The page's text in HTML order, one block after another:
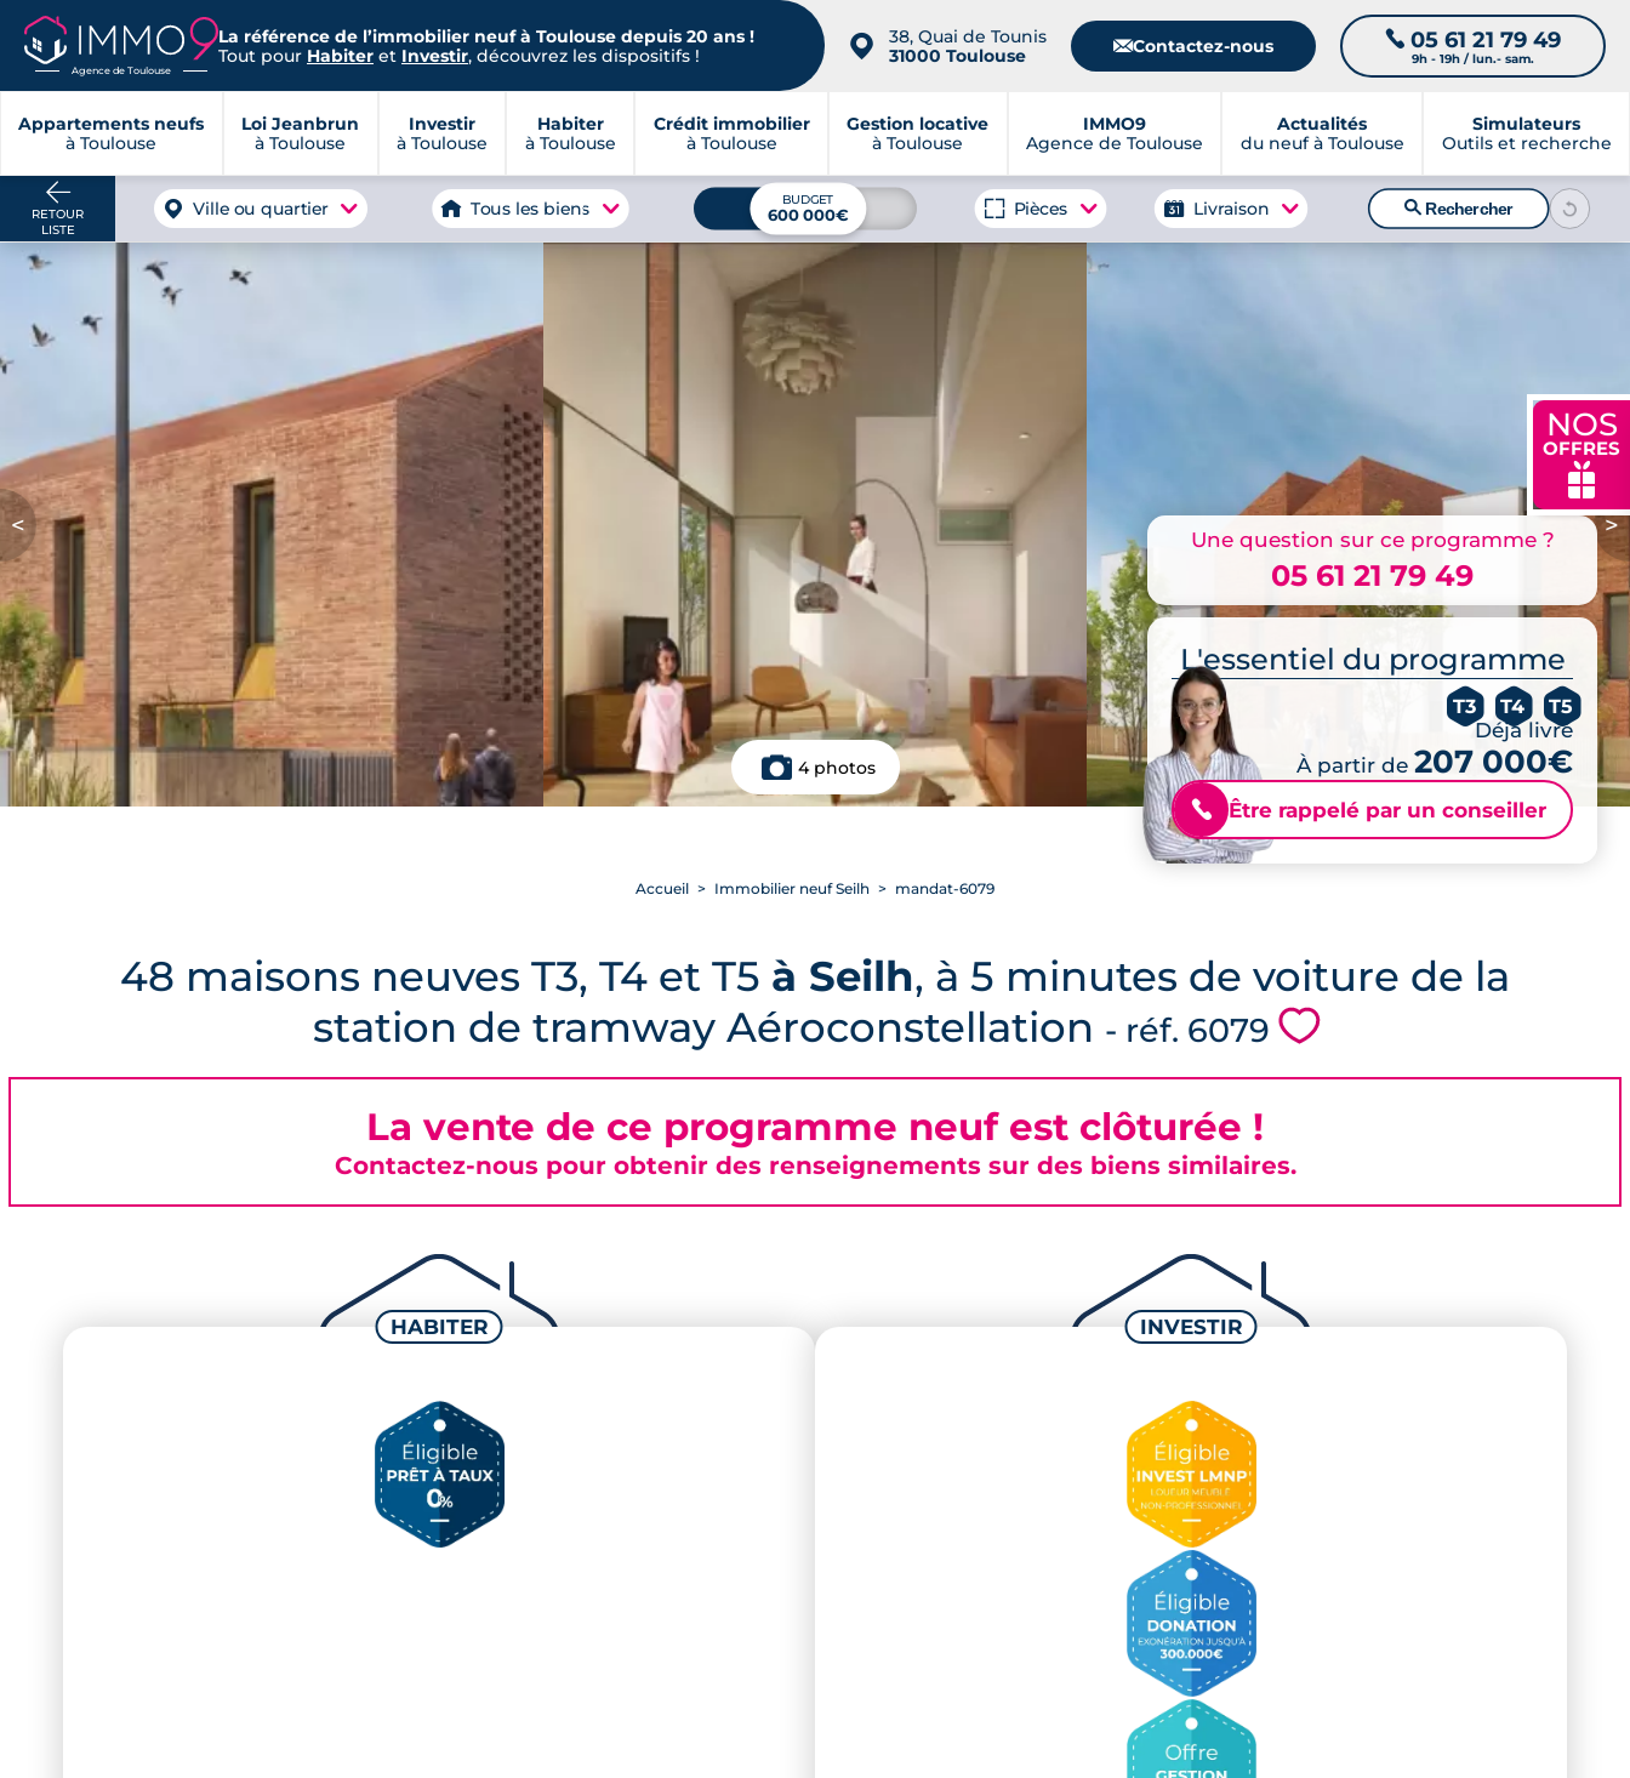
Agence de Toulouse
La référence de l’immobilier neuf à Toulouse depuis 20 ans !
Tout pour Habiter et Investir, découvrez les dispositifs ! 📍
38, Quai de Tounis
31000 Toulouse
📧Contactez-nous 📞 05 61 21 79 49
9h - 19h / lun.- sam.
Appartements neufs
à Toulouse
Loi Jeanbrun
à Toulouse
Investir
à Toulouse
Habiter
à Toulouse
Crédit immobilier
à Toulouse
Gestion locative
à Toulouse
IMMO9
Agence de Toulouse
Actualités
du neuf à Toulouse
Simulateurs
Outils et recherche
NOS
OFFRES
🎁
RETOUR
LISTE
Ville ou quartier Tous les biens BUDGET
600 000€ Pièces Livraison 🔍Rechercher
< >
4 photos
Une question sur ce programme ?
05 61 21 79 49
L'essentiel du programme
T3 T4 T5
Déjà livré
À partir de 207 000€
📞 Être rappelé par un conseiller
Accueil Immobilier neuf Seilh mandat-6079
48 maisons neuves T3, T4 et T5 à Seilh, à 5 minutes de voiture de la
station de tramway Aéroconstellation - réf. 6079 💗
La vente de ce programme neuf est clôturée !
Contactez-nous pour obtenir des renseignements sur des biens similaires.